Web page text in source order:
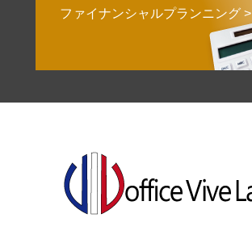
ファイナンシャルプランニング >